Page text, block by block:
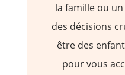
la famille ou
des décisions
être des
pour vous